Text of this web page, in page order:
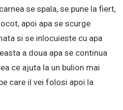
se spala, se pune la fiert,
apoi apa se scurge
si se inlocuieste cu apa
a doua apa se continua
ce ajuta la un bulion mai
care il vei folosi apoi la